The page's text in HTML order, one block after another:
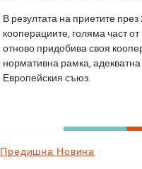
В резултата на приетите
кооперациите, голяма част
отново придобива своя
нормативна рамка,
Европейския съюз.
Предишна Новина